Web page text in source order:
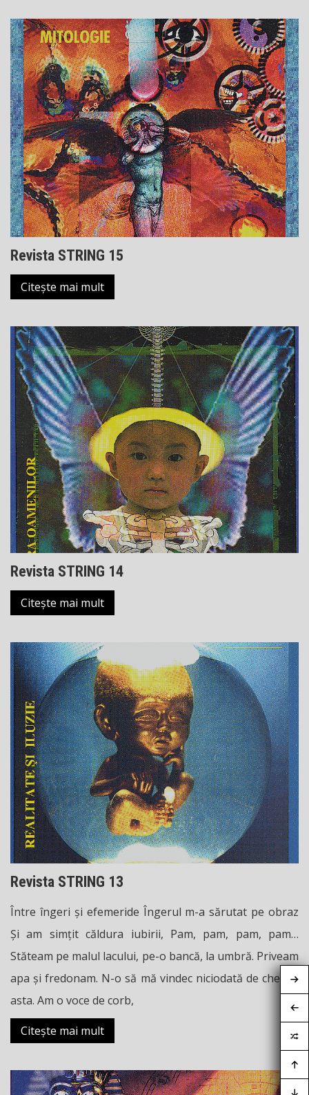
Revista STRING 15
Citește mai mult
Revista STRING 14
Citește mai mult
Revista STRING 13
Între îngeri și efemeride Îngerul m-a sărutat pe obraz
Și am simțit căldura iubirii, Pam, pam, pam, pam…
Stăteam pe malul lacului, pe-o bancă, la umbră. Priveam
apa și fredonam. N-o să mă vindec niciodată de chestia
asta. Am o voce de corb,
Citește mai mult